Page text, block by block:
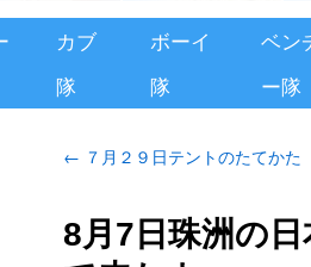
カブ
隊
ボーイ
隊
ベン
ー隊
← ７月２９日テントのたてかた
8月7日珠洲の